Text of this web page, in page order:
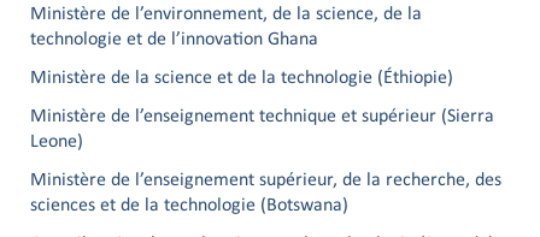
Ministère de l’environnement, de la science, de la
technologie et de l’innovation Ghana
Ministère de la science et de la technologie (Éthiopie)
Ministère de l’enseignement technique et supérieur (Sierra
Leone)
Ministère de l’enseignement supérieur, de la recherche, des
sciences et de la technologie (Botswana)